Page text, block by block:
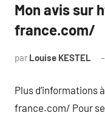
Mon avis
france.com/
par Louise KESTEL
Plus
france.com/ Pour